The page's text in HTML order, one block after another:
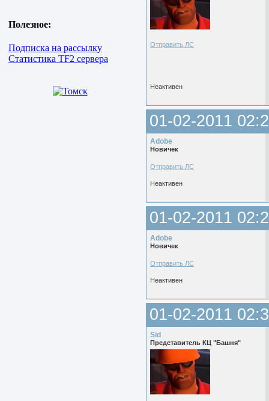
Полезное:
Подписка на рассылку
Статистика TF2 сервера
Отправить ЛС
Неактивен
01-02-2011
Adobe
Новичек
Отправить ЛС
Неактивен
01-02-2011
Adobe
Новичек
Отправить ЛС
Неактивен
01-02-2011
Sid
Представитель КЦ "Башня"